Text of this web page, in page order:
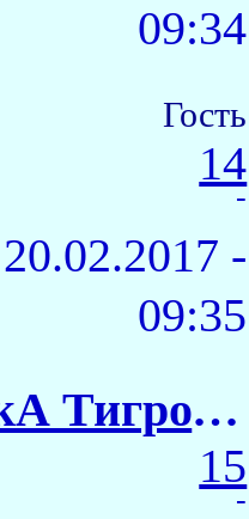
09:34
Гость
14
-
20.02.2017 -
09:35
ЁлкА ТигровАЯ
15
-